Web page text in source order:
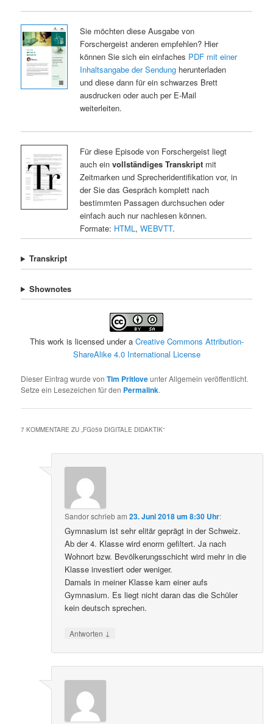
Sie möchten diese Ausgabe von
Forschergeist anderen empfehlen? Hier
können Sie sich ein einfaches PDF mit einer
Inhaltsangabe der Sendungherunterladen
und diese dann für ein schwarzes Brett
ausdrucken oder auch per E-Mail
weiterleiten.
Für diese Episode von Forschergeist liegt
auch ein vollständiges Transkriptmit
Zeitmarken und Sprecheridentifikation vor, in
der Sie das Gespräch komplett nach
bestimmten Passagen durchsuchen oder
einfach auch nur nachlesen können.
Formate: HTML , WEBVTT.
Transkript
Shownotes
This work is licensed under a Creative Commons Attribution-
ShareAlike 4.0 International License
Dieser Eintrag wurde vonTim Pritloveunter Allgemein veröffentlicht.
Setze ein Lesezeichen für den Permalink.
7 KOMMENTARE ZU „FG059 DIGITALE DIDAKTIK“
Sandorschriebam23. Juni 2018 um 8:30 Uhr:
Gymnasium ist sehr elitär geprägt in der Schweiz.
Ab der 4. Klasse wird enorm gefiltert. Ja nach
Wohnort bzw. Bevölkerungsschicht wird mehr in die
Klasse investiert oder weniger.
Damals in meiner Klasse kam einer aufs
Gymnasium. Es liegt nicht daran das die Schüler
kein deutsch sprechen.
Antworten ↓